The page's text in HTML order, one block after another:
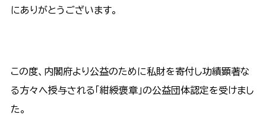
にありがとうございます。
この度、内閣府より公益のために私財を寄付し功績顕著な
る方々へ授与される「紺綬褒章」の公益団体認定を受けまし
た。